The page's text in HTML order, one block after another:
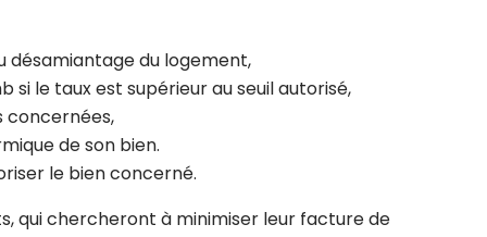
désamiantage du logement,
le taux est supérieur au seuil autorisé,
concernées,
de son bien.
le bien concerné.
qui chercheront à minimiser leur facture de